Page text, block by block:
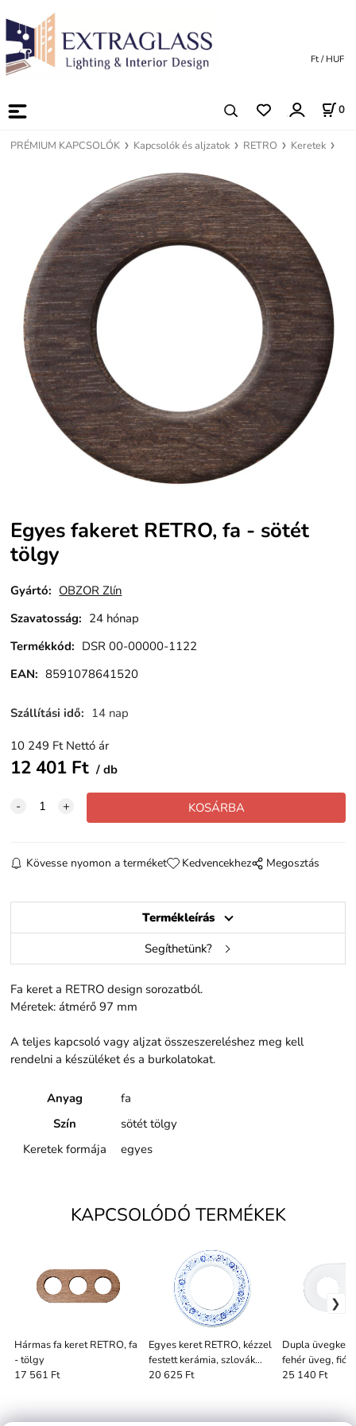
0
Ft / HUF
PRÉMIUM KAPCSOLÓK Kapcsolók és aljzatok RETRO Keretek
Egyes fakeret RETRO, fa - sötét
tölgy
Gyártó: OBZOR Zlín
Szavatosság: 24 hónap
Termékkód: DSR 00-00000-1122
EAN: 8591078641520
Szállítási idő: 14 nap
10 249 Ft Nettó ár
12 401 Ft db
Kövesse nyomon a terméket Kedvencekhez Megosztás
Termékleírás
Segíthetünk?
Fa keret a RETRO design sorozatból.
Méretek: átmérő 97 mm
A teljes kapcsoló vagy aljzat összeszereléshez meg kell
rendelni a készüléket és a burkolatokat.
Anyag
fa
Szín
sötét tölgy
Keretek formája
egyes
KAPCSOLÓDÓ TERMÉKEK
Hármas fa keret RETRO, fa
- tölgy
17 561 Ft
Egyes keret RETRO, kézzel
festett kerámia, szlovák
mintás
20 625 Ft
Dupla
fehér üveg, fiók
25 140 Ft